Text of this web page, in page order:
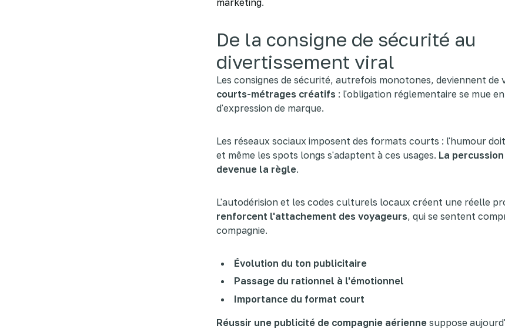
marketing.
De la consigne de sécurité au
divertissement viral
Les consignes de sécurité, autrefois monotones, deviennent de
courts-métrages créatifs : l'obligation réglementaire se mue
d'expression de marque.
Les réseaux sociaux imposent des formats courts : l'humour
et même les spots longs s'adaptent à ces usages. La
devenue la règle.
L'autodérision et les codes culturels locaux créent une réelle
renforcent l'attachement des voyageurs, qui se sentent
compagnie.
Évolution du ton publicitaire
Passage du rationnel à l'émotionnel
Importance du format court
Réussir une publicité de compagnie aérienne suppose